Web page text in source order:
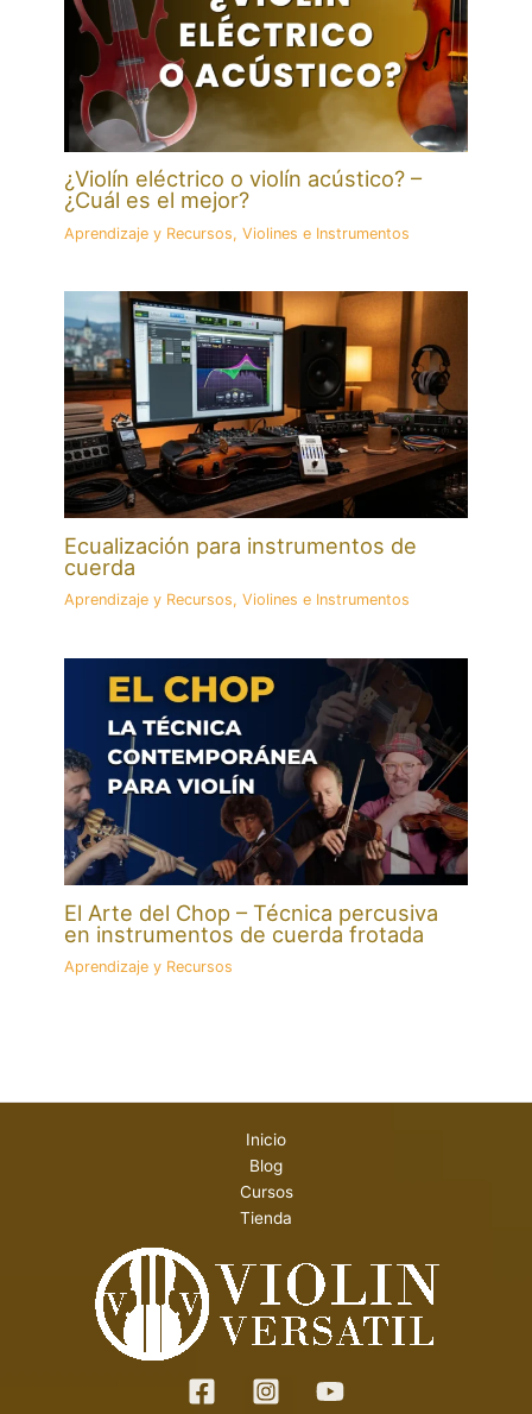
¿Violín eléctrico o violín acústico? –
¿Cuál es el mejor?
Aprendizaje y Recursos,Violines e Instrumentos
Ecualización para instrumentos de
cuerda
Aprendizaje y Recursos,Violines e Instrumentos
El Arte del Chop – Técnica percusiva
en instrumentos de cuerda frotada
Aprendizaje y Recursos
Inicio
Blog
Cursos
Tienda